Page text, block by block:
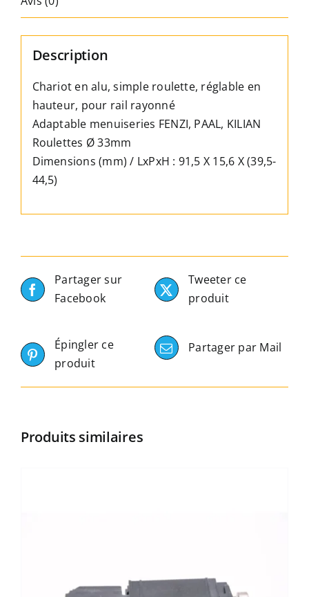
Fenzi,
Kilian
Description
Chariot en alu, simple roulette, réglable en
hauteur, pour rail rayonné
Adaptable menuiseries FENZI, PAAL, KILIAN
Roulettes Ø 33mm
Dimensions (mm) / LxPxH : 91,5 X 15,6 X (39,5-
44,5)
Partager sur
Facebook
Tweeter ce
produit
Épingler ce
produit
Partager par Mail
Produits similaires